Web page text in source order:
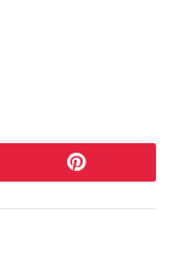
Pinterest